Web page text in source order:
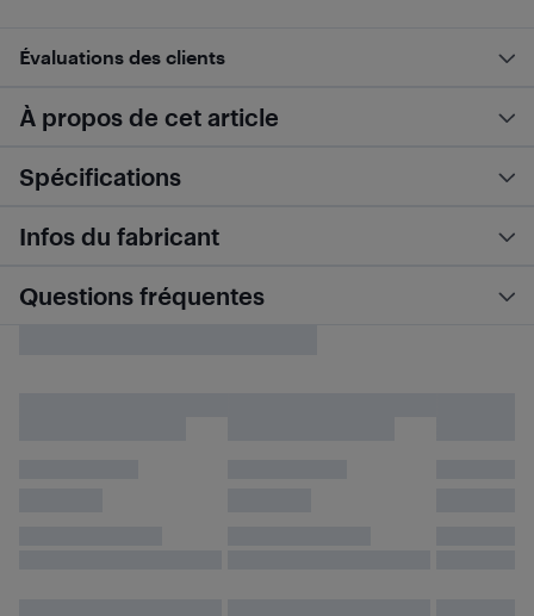
Évaluations des clients
À propos de cet article
Spécifications
Infos du fabricant
Questions fréquentes